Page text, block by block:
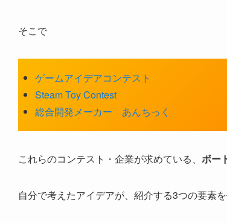
そこで
ゲームアイデアコンテスト
Steam Toy Contest
総合開発メーカー あんちっく
これらのコンテスト・企業が求めている、 ボー
自分で考えたアイデアが、紹介する3つの要素